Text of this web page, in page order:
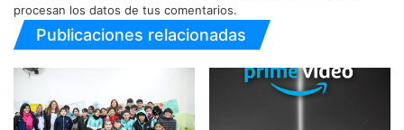
procesan los datos de tus comentarios.
Publicaciones relacionadas